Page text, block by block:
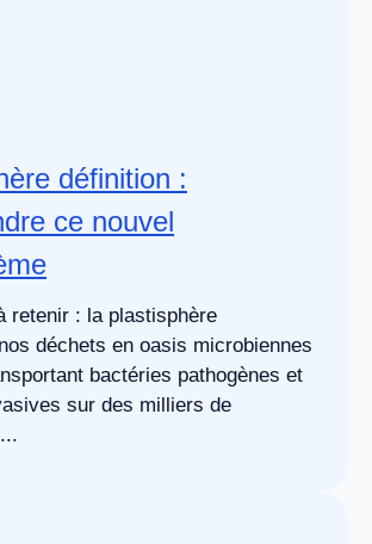
définition :
ce nouvel
retenir : la plastisphère
déchets en oasis microbiennes
bactéries pathogènes et
sur des milliers de